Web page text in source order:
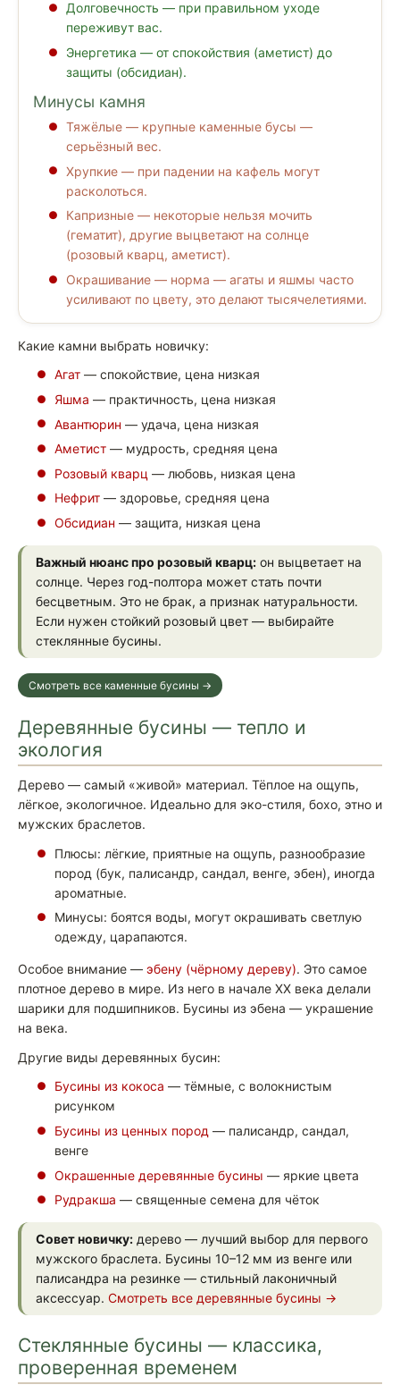
Долговечность — при правильном уходе
переживут вас.
Энергетика — от спокойствия (аметист) до
защиты (обсидиан).
Минусы камня
Тяжёлые — крупные каменные бусы —
серьёзный вес.
Хрупкие — при падении на кафель могут
расколоться.
Капризные — некоторые нельзя мочить
(гематит), другие выцветают на солнце
(розовый кварц, аметист).
Окрашивание — норма — агаты и яшмы часто
усиливают по цвету, это делают тысячелетиями.
Какие камни выбрать новичку:
Агат — спокойствие, цена низкая
Яшма — практичность, цена низкая
Авантюрин — удача, цена низкая
Аметист — мудрость, средняя цена
Розовый кварц — любовь, низкая цена
Нефрит — здоровье, средняя цена
Обсидиан — защита, низкая цена
Важный нюанс про розовый кварц: он выцветает на
солнце. Через год-полтора может стать почти
бесцветным. Это не брак, а признак натуральности.
Если нужен стойкий розовый цвет — выбирайте
стеклянные бусины.
Смотреть все каменные бусины →
Деревянные бусины — тепло и
экология
Дерево — самый «живой» материал. Тёплое на ощупь,
лёгкое, экологичное. Идеально для эко-стиля, бохо, этно и
мужских браслетов.
Плюсы: лёгкие, приятные на ощупь, разнообразие
пород (бук, палисандр, сандал, венге, эбен), иногда
ароматные.
Минусы: боятся воды, могут окрашивать светлую
одежду, царапаются.
Особое внимание — эбену (чёрному дереву). Это самое
плотное дерево в мире. Из него в начале XX века делали
шарики для подшипников. Бусины из эбена — украшение
на века.
Другие виды деревянных бусин:
Бусины из кокоса — тёмные, с волокнистым
рисунком
Бусины из ценных пород — палисандр, сандал,
венге
Окрашенные деревянные бусины — яркие цвета
Рудракша — священные семена для чёток
Совет новичку: дерево — лучший выбор для первого
мужского браслета. Бусины 10–12 мм из венге или
палисандра на резинке — стильный лаконичный
аксессуар. Смотреть все деревянные бусины →
Стеклянные бусины — классика,
проверенная временем